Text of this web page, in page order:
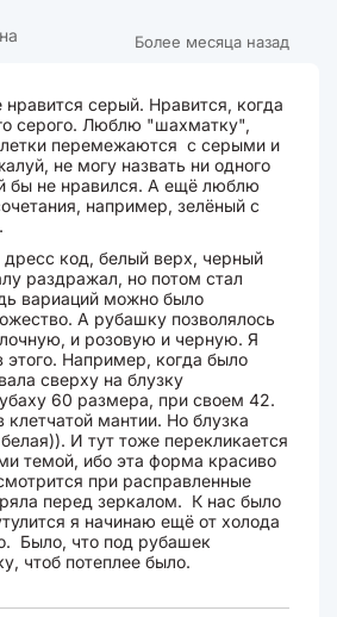
Более месяца назад
нравится серый. Нравится, когда
серого. Люблю "шахматку",
перемежаются с серыми и
не могу назвать ни одного
бы не нравился. А ещё люблю
например, зелёный с
код, белый верх, черный
раздражал, но потом стал
вариаций можно было
А рубашку позволялось
и розовую и черную. Я
этого. Например, когда было
сверху на блузку
60 размера, при своем 42.
клетчатой мантии. Но блузка
И тут тоже перекликается
темой, ибо эта форма красиво
при расправленные
перед зеркалом. К нас было
я начинаю ещё от холода
Было, что под рубашек
чтоб потеплее было.